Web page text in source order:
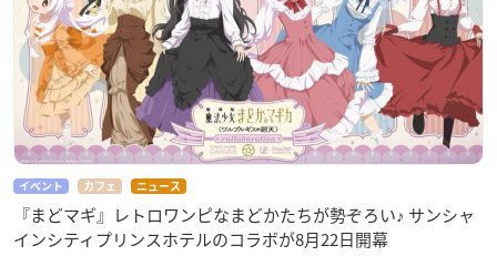
イベント カフェ ニュース
『まどマギ』レトロワンピなまどかたちが勢ぞろい♪ サンシャ
インシティプリンスホテルのコラボが8月22日開幕